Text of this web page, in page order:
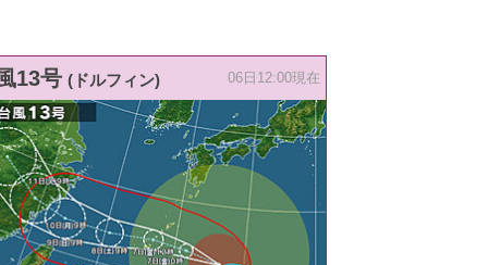
13号 (ドルフィン) 06日12:00現在